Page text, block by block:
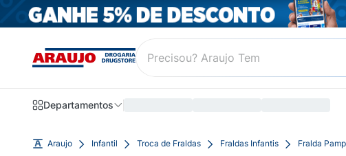
Departamentos
Araujo Infantil Troca de Fraldas Fraldas Infantis Fralda